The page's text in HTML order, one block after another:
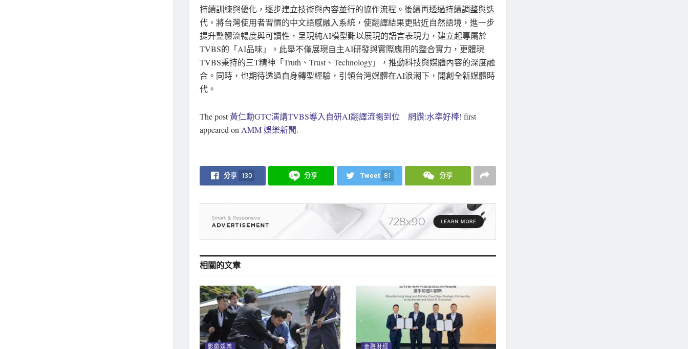
持續訓練與優化，逐步建立技術與內容並行的協作流程。後續再透過持續調整與迭
代，將台灣使用者習慣的中文語感融入系統，使翻譯結果更貼近自然語境，進一步
提升整體流暢度與可讀性，呈現純AI模型難以展現的語言表現力，建立起專屬於
TVBS的「AI品味」。此舉不僅展現自主AI研發與實際應用的整合實力，更體現
TVBS秉持的三T精神「Truth、Trust、Technology」，推動科技與媒體內容的深度融
合。同時，也期待透過自身轉型經驗，引領台灣媒體在AI浪潮下，開創全新媒體時
代。
The post黃仁勳GTC演講TVBS導入自研AI翻譯流暢到位 網讚:水準好棒! first
appeared on AMM 娛樂新聞.
分享 130 分享 Tweet 81 分享
相關的文章
影劇娛樂 金融財經